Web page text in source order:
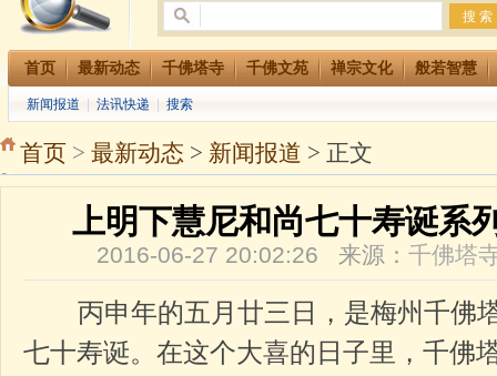
首页 最新动态 千佛塔寺 千佛文苑 禅宗文化 般若智慧
新闻报道 法讯快递 搜索
首页 > 最新动态 > 新闻报道 > 正文
上明下慧尼和尚七十寿诞系
2016-06-27 20:02:26 来源： 千佛塔
丙申年的五月廿三日，是梅州千佛
七十寿诞。在这个大喜的日子里，千佛